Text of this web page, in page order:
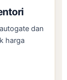
dan
harga